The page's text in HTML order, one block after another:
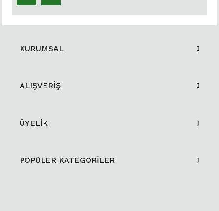
KURUMSAL
ALIŞVERİŞ
ÜYELİK
POPÜLER KATEGORİLER